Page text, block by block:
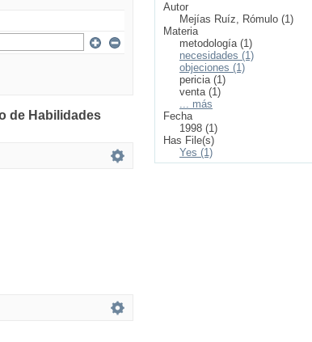
de Habilidades
Autor
Mejías Ruíz, Rómulo (1)
Materia
metodología (1)
necesidades (1)
objeciones (1)
pericia (1)
venta (1)
... más
Fecha
1998 (1)
Has File(s)
Yes (1)